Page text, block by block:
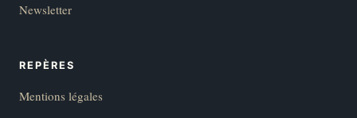
Newsletter
REPÈRES
Mentions légales